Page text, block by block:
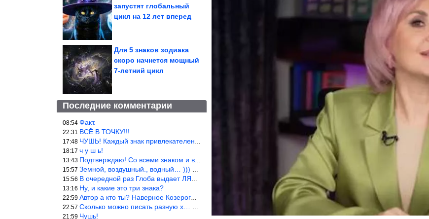
запустят глобальный
цикл на 12 лет вперед
Для 5 знаков зодиака
скоро начнется мощный
7-летний цикл
Последние комментарии
08:54 Факт.
22:31 ВСЁ В ТОЧКУ!!!
17:48 ЧУШЬ! Каждый знак привлекателен! И среди Весов, Близнецов встреч
18:17 ч у ш ь!
13:43 Подтверждаю! Со всеми знаком и все одиноки и Я )))
15:57 Земной, воздушный., водный… ))) выбери сам трех из 9 )))
15:56 В очередной раз Глоба выдает ЛЯП! А корректоры, редакторы пропус
13:16 Ну, и какие это три знака?
22:59 Автор а кто ты? Наверное Козерог… Рога жена Рыба наставила ))
22:57 Сколько можно писать разную х… йню? Автор что то обкурился?
21:59 Чушь!